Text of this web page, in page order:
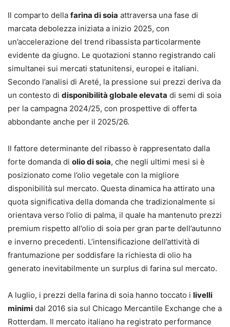
Il comparto della farina di soia attraversa una fase di
marcata debolezza iniziata a inizio 2025, con
un’accelerazione del trend ribassista particolarmente
evidente da giugno. Le quotazioni stanno registrando cali
simultanei sui mercati statunitensi, europei e italiani.
Secondo l’analisi di Areté, la pressione sui prezzi deriva da
un contesto di disponibilità globale elevata di semi di soia
per la campagna 2024/25, con prospettive di offerta
abbondante anche per il 2025/26.
Il fattore determinante del ribasso è rappresentato dalla
forte domanda di olio di soia, che negli ultimi mesi si è
posizionato come l’olio vegetale con la migliore
disponibilità sul mercato. Questa dinamica ha attirato una
quota significativa della domanda che tradizionalmente si
orientava verso l’olio di palma, il quale ha mantenuto prezzi
premium rispetto all’olio di soia per gran parte dell’autunno
e inverno precedenti. L’intensificazione dell’attività di
frantumazione per soddisfare la richiesta di olio ha
generato inevitabilmente un surplus di farina sul mercato.
A luglio, i prezzi della farina di soia hanno toccato i livelli
minimi dal 2016 sia sul Chicago Mercantile Exchange che a
Rotterdam. Il mercato italiano ha registrato performance